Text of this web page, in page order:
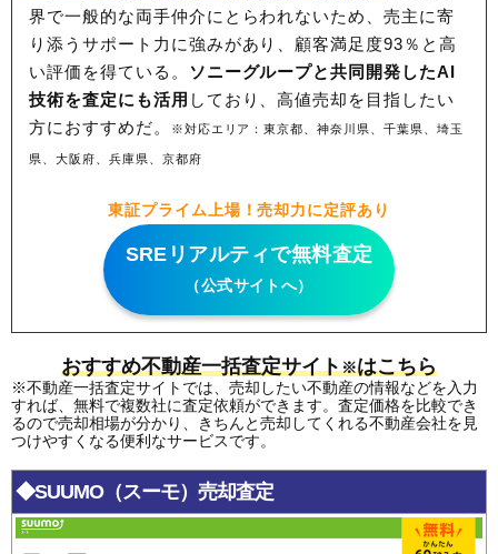
界で一般的な両手仲介にとらわれないため、売主に寄
り添うサポート力に強みがあり、顧客満足度93％と高
い評価を得ている。 ソニーグループと共同開発したAI
技術を査定にも活用 しており、高値売却を目指したい
方におすすめだ。
※対応エリア：東京都、神奈川県、千葉県、埼玉
県、大阪府、兵庫県、京都府
東証プライム上場！売却力に定評あり
SREリアルティで無料査定
（公式サイトへ）
おすすめ不動産一括査定サイト※はこちら
※不動産一括査定サイトでは、売却したい不動産の情報などを入力
すれば、無料で複数社に査定依頼ができます。査定価格を比較でき
るので売却相場が分かり、きちんと売却してくれる不動産会社を見
つけやすくなる便利なサービスです。
◆SUUMO（スーモ）売却査定